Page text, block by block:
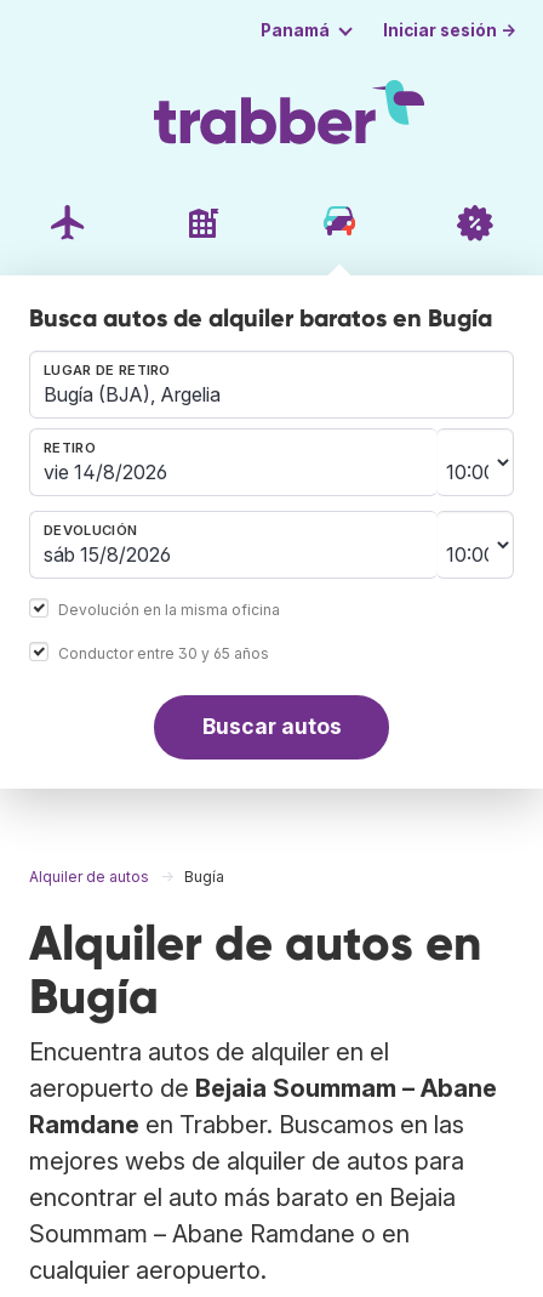
Panamá Iniciar sesión →
Busca autos de alquiler baratos en Bugía
LUGAR DE RETIRO
RETIRO
DEVOLUCIÓN
Devolución en la misma oficina
Conductor entre 30 y 65 años
Buscar autos
Alquiler de autos Bugía
Alquiler de autos en
Bugía
Encuentra autos de alquiler en el
aeropuerto de Bejaia Soummam – Abane
Ramdane en Trabber. Buscamos en las
mejores webs de alquiler de autos para
encontrar el auto más barato en Bejaia
Soummam – Abane Ramdane o en
cualquier aeropuerto.